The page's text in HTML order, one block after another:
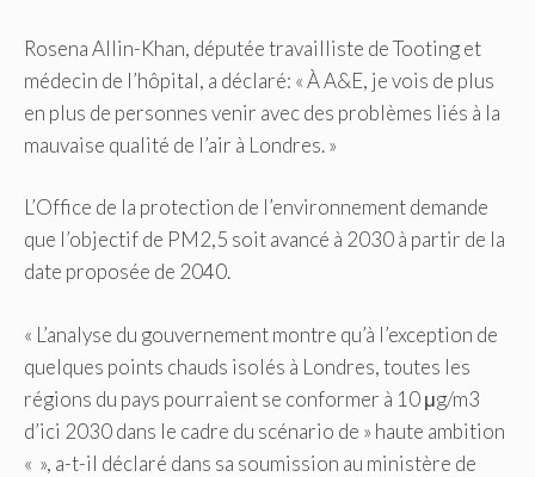
Rosena Allin-Khan, députée travailliste de Tooting et
médecin de l’hôpital, a déclaré: « À A&E, je vois de plus
en plus de personnes venir avec des problèmes liés à la
mauvaise qualité de l’air à Londres. »
L’Office de la protection de l’environnement demande
que l’objectif de PM2,5 soit avancé à 2030 à partir de la
date proposée de 2040.
« L’analyse du gouvernement montre qu’à l’exception de
quelques points chauds isolés à Londres, toutes les
régions du pays pourraient se conformer à 10 μg/m3
d’ici 2030 dans le cadre du scénario de » haute ambition
« », a-t-il déclaré dans sa soumission au ministère de